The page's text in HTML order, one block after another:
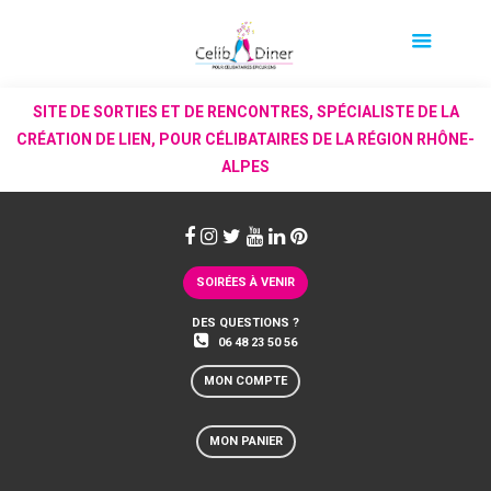
SITE DE SORTIES ET DE RENCONTRES, SPÉCIALISTE DE LA
CRÉATION DE LIEN, POUR CÉLIBATAIRES DE LA RÉGION RHÔNE-
ALPES
SOIRÉES À VENIR
DES QUESTIONS ?
06 48 23 50 56
MON COMPTE
MON PANIER